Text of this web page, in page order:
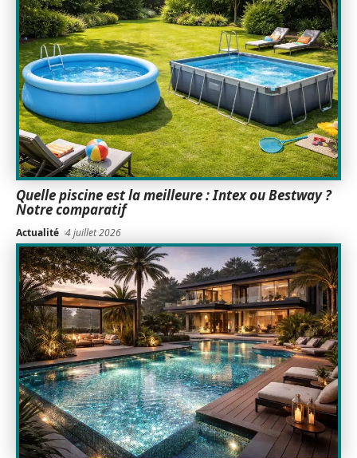
Quelle piscine est la meilleure : Intex ou Bestway ?
Notre comparatif
Actualité 4 juillet 2026